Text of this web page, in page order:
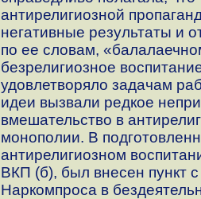
антирелигиозной
негативные результаты и
по ее словам,
безрелигиозное
удовлетворяло задачам
идеи вызвали редкое
вмешательство в
монополии. В
антирелигиозном
ВКП (б), был внесен пункт
Наркомпроса в